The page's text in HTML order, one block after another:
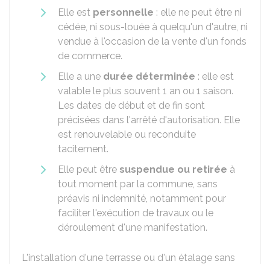
Elle est personnelle : elle ne peut être ni
cédée, ni sous-louée à quelqu'un d'autre, ni
vendue à l'occasion de la vente d'un fonds
de commerce.
Elle a une durée déterminée : elle est
valable le plus souvent 1 an ou 1 saison.
Les dates de début et de fin sont
précisées dans l'arrêté d'autorisation. Elle
est renouvelable ou reconduite
tacitement.
Elle peut être suspendue ou retirée à
tout moment par la commune, sans
préavis ni indemnité, notamment pour
faciliter l'exécution de travaux ou le
déroulement d'une manifestation.
L'installation d'une terrasse ou d'un étalage sans